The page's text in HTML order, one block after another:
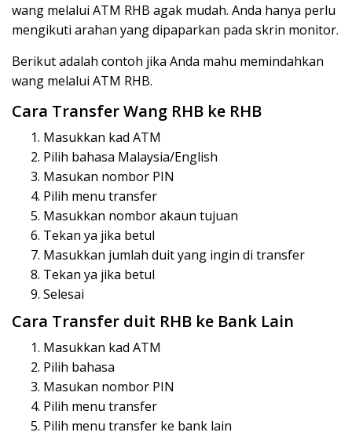
wang melalui ATM RHB agak mudah. Anda hanya perlu
mengikuti arahan yang dipaparkan pada skrin monitor.
Berikut adalah contoh jika Anda mahu memindahkan
wang melalui ATM RHB.
Cara Transfer Wang RHB ke RHB
Masukkan kad ATM
Pilih bahasa Malaysia/English
Masukan nombor PIN
Pilih menu transfer
Masukkan nombor akaun tujuan
Tekan ya jika betul
Masukkan jumlah duit yang ingin di transfer
Tekan ya jika betul
Selesai
Cara Transfer duit RHB ke Bank Lain
Masukkan kad ATM
Pilih bahasa
Masukan nombor PIN
Pilih menu transfer
Pilih menu transfer ke bank lain